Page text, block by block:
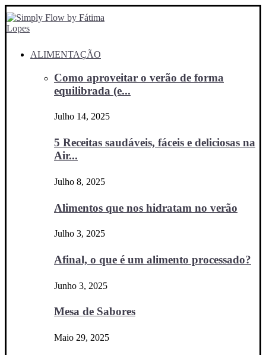
ALIMENTAÇÃO
Como aproveitar o verão de forma
equilibrada (e...
Julho 14, 2025
5 Receitas saudáveis, fáceis e deliciosas na
Air...
Julho 8, 2025
Alimentos que nos hidratam no verão
Julho 3, 2025
Afinal, o que é um alimento processado?
Junho 3, 2025
Mesa de Sabores
Maio 29, 2025